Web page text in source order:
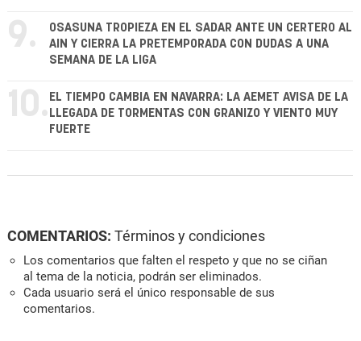
9.
OSASUNA TROPIEZA EN EL SADAR ANTE UN CERTERO AL
AIN Y CIERRA LA PRETEMPORADA CON DUDAS A UNA
SEMANA DE LA LIGA
10. EL TIEMPO CAMBIA EN NAVARRA: LA AEMET AVISA DE LA
LLEGADA DE TORMENTAS CON GRANIZO Y VIENTO MUY
FUERTE
COMENTARIOS: Términos y condiciones
Los comentarios que falten el respeto y que no se ciñan
al tema de la noticia, podrán ser eliminados.
Cada usuario será el único responsable de sus
comentarios.